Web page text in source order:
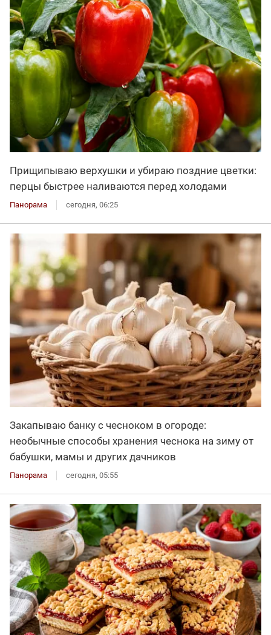
Прищипываю верхушки и убираю поздние цветки:
перцы быстрее наливаются перед холодами
Панорама сегодня, 06:25
Закапываю банку с чесноком в огороде:
необычные способы хранения чеснока на зиму от
бабушки, мамы и других дачников
Панорама сегодня, 05:55